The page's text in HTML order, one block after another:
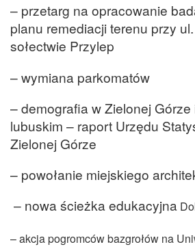
– przetarg na opracowanie
planu remediacji terenu przy
sołectwie Przylep
– wymiana parkomatów
– demografia w Zielonej
lubuskim – raport Urzędu
Zielonej Górze
– powołanie miejskiego
– nowa ścieżka edukacyjna
– akcja pogromców bazgrołów na